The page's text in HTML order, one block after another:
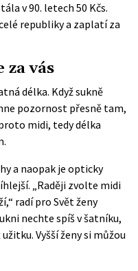
v 90. letech 50 Kčs.
republiky a zaplatí za
vás
délka. Když sukně
pozornost přesně tam,
midi, tedy délka
a naopak je opticky
„Raději zvolte midi
radí pro Svět ženy
nechte spíš v šatníku,
Vyšší ženy si můžou